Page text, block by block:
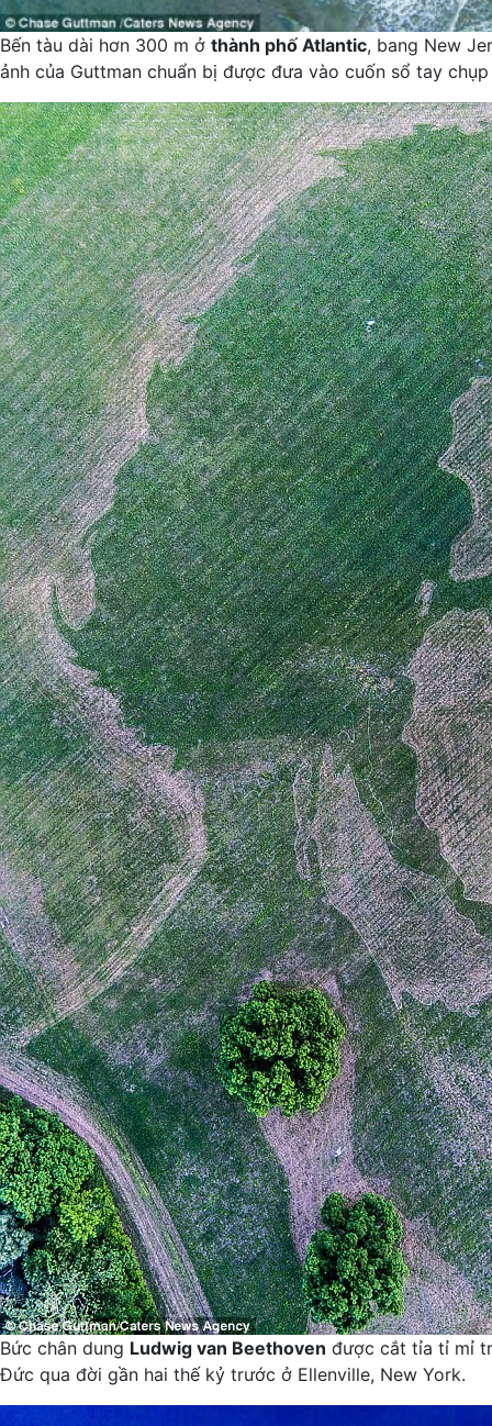
Bến tàu dài hơn 300 m ở thành phố Atlantic, bang New
ảnh của Guttman chuẩn bị được đưa vào cuốn sổ tay
Bức chân dung Ludwig van Beethoven được cắt tỉa tỉ mỉ
Đức qua đời gần hai thế kỷ trước ở Ellenville, New York.